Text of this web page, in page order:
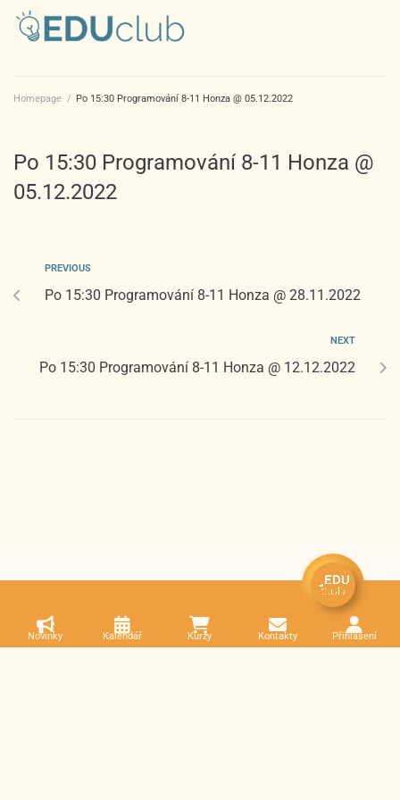
Homepage / Po 15:30 Programování 8-11 Honza @ 05.12.2022
Po 15:30 Programování 8-11 Honza @
05.12.2022
PREVIOUS
Po 15:30 Programování 8-11 Honza @ 28.11.2022
NEXT
Po 15:30 Programování 8-11 Honza @ 12.12.2022
Novinky Kalendář Kurzy Kontakty Přihlášení